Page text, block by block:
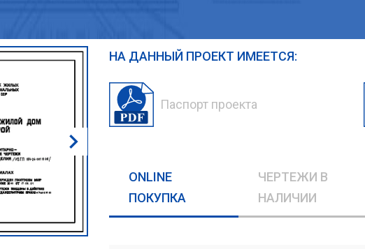
НА ДАННЫЙ ПРОЕКТ ИМЕЕТСЯ:
Паспорт проекта
ONLINE
ПОКУПКА
ЧЕРТЕЖИ В
НАЛИЧИИ